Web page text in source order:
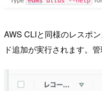
AWS CLIと同様のレスポ
ド追加が実行されます。